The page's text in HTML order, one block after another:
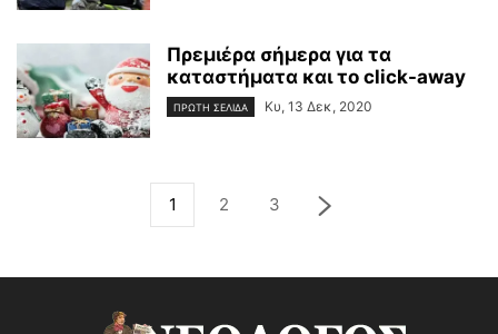
Πρεμιέρα σήμερα για τα
καταστήματα και το click-away
ΠΡΩΤΗ ΣΕΛΙΔΑ Κυ, 13 Δεκ, 2020
1 2 3